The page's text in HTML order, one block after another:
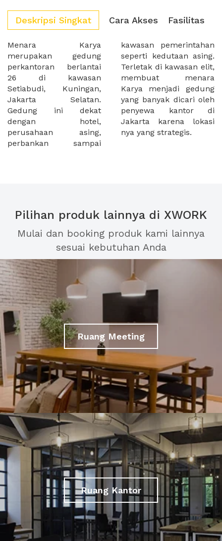
Deskripsi Singkat Cara Akses Fasilitas
Menara Karya
merupakan gedung
perkantoran berlantai
26 di kawasan
Setiabudi, Kuningan,
Jakarta Selatan.
Gedung ini dekat
dengan hotel,
perusahaan asing,
perbankan sampai
kawasan pemerintahan
seperti kedutaan asing.
Terletak di kawasan elit,
membuat menara
Karya menjadi gedung
yang banyak dicari oleh
penyewa kantor di
Jakarta karena lokasi
nya yang strategis.
Pilihan produk lainnya di XWORK
Mulai dan booking produk kami lainnya
sesuai kebutuhan Anda
Ruang Meeting
Ruang Kantor